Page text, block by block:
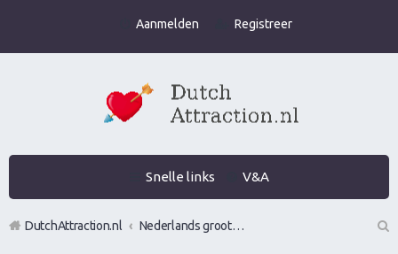
Aanmelden Registreer
Snelle links V&A
DutchAttraction.nl
Nederlands grootste Dutch Attraction, Lifestyle, Vrouwen versieren en Pick-Up (PUA) Forum